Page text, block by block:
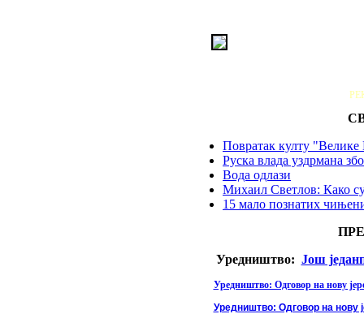
Повратак култу "Велике
Руска влада уздрмана
Вода одлази
Михаил Светлов: Како
15 мало познатих
Уредништво: Још
Уредништво: Одговор на нову
Уредништво: Одговор на нову